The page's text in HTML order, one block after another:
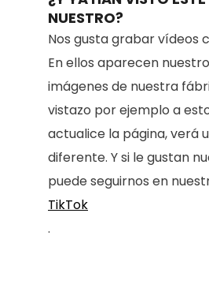
NUESTRO?
Nos gusta grabar vídeos
En ellos aparecen
imágenes de nuestra
vistazo por ejemplo a
actualice la página, verá
diferente. Y si le gustan
puede seguirnos en
TikTok
.